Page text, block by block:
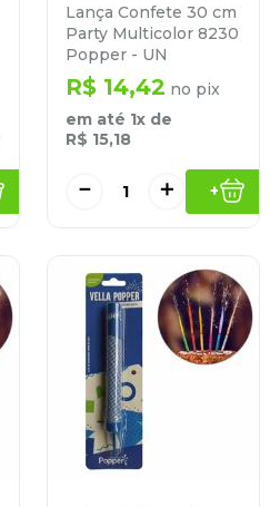
Lança Confete 30 cm
Party Multicolor 8230
Popper - UN
R$ 14,42 no pix
em até 1x de
R$ 15,18
＋
－ +